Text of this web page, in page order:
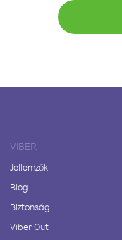
VIBER
Jellemzők
Blog
Biztonság
Viber Out